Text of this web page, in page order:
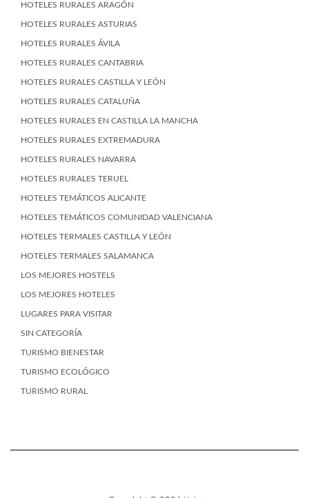
HOTELES RURALES ARAGÓN
HOTELES RURALES ASTURIAS
HOTELES RURALES ÁVILA
HOTELES RURALES CANTABRIA
HOTELES RURALES CASTILLA Y LEÓN
HOTELES RURALES CATALUÑA
HOTELES RURALES EN CASTILLA LA MANCHA
HOTELES RURALES EXTREMADURA
HOTELES RURALES NAVARRA
HOTELES RURALES TERUEL
HOTELES TEMÁTICOS ALICANTE
HOTELES TEMÁTICOS COMUNIDAD VALENCIANA
HOTELES TERMALES CASTILLA Y LEÓN
HOTELES TERMALES SALAMANCA
LOS MEJORES HOSTELS
LOS MEJORES HOTELES
LUGARES PARA VISITAR
SIN CATEGORÍA
TURISMO BIENESTAR
TURISMO ECOLÓGICO
TURISMO RURAL